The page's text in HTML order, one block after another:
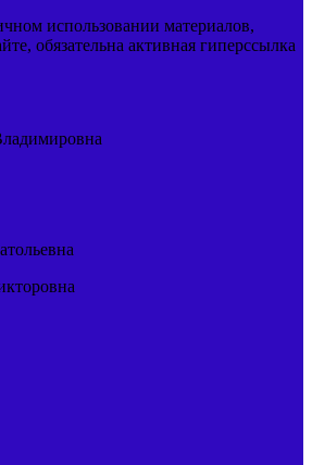
использовании материалов,
обязательна активная гиперссылка